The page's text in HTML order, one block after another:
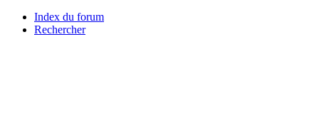
Index du forum
Rechercher